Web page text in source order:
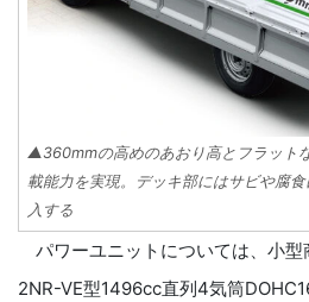
▲360mmの高めのあおり高とフラット
載能力を実現。デッキ部にはサビや腐
入する
パワーユニットについては、小型
2NR-VE型1496cc直列4気筒